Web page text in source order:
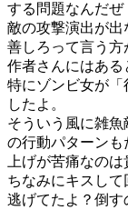
する問題なんだぜ
敵の攻撃演出が
善しろって言う
作者さんにはある
特にゾンビ女が
したよ。
そういう風に雑
の行動パターン
上げが苦痛なの
ちなみにキスし
逃げてたよ？倒